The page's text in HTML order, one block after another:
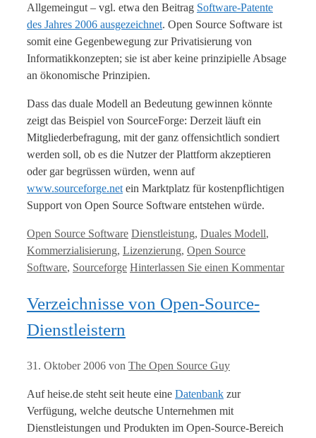
Allgemeingut – vgl. etwa den Beitrag Software-Patente
des Jahres 2006 ausgezeichnet. Open Source Software ist
somit eine Gegenbewegung zur Privatisierung von
Informatikkonzepten; sie ist aber keine prinzipielle Absage
an ökonomische Prinzipien.
Dass das duale Modell an Bedeutung gewinnen könnte
zeigt das Beispiel von SourceForge: Derzeit läuft ein
Mitgliederbefragung, mit der ganz offensichtlich sondiert
werden soll, ob es die Nutzer der Plattform akzeptieren
oder gar begrüssen würden, wenn auf
www.sourceforge.net ein Marktplatz für kostenpflichtigen
Support von Open Source Software entstehen würde.
Kategorien
Open Source Software Tags
Dienstleistung, Duales Modell,
Kommerzialisierung, Lizenzierung, Open Source
Software, Sourceforge Hinterlassen Sie einen Kommentar
Verzeichnisse von Open-Source-
Dienstleistern
31. Oktober 2006 von The Open Source Guy
Auf heise.de steht seit heute eine Datenbank zur
Verfügung, welche deutsche Unternehmen mit
Dienstleistungen und Produkten im Open-Source-Bereich